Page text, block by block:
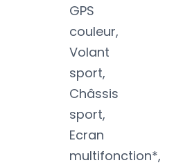
GPS
couleur,
Volant
sport,
Châssis
sport,
Ecran
multifonction*,